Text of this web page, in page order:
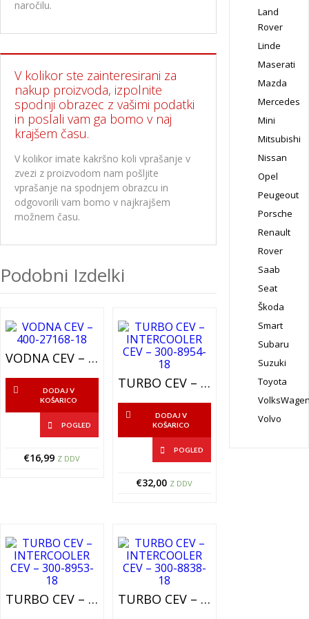
naročilu.
V kolikor ste zainteresirani za
nakup proizvoda, izpolnite
spodnji obrazec z vašimi podatki
in poslali vam ga bomo v naj
krajšem času.
V kolikor imate kakršno koli vprašanje v
zvezi z proizvodom nam pošljite
vprašanje na spodnjem obrazcu in
odgovorili vam bomo v najkrajšem
možnem času.
Podobni Izdelki
VODNA CEV – 400-27168-18
DODAJ V
KOŠARICO
POGLED
€16,99 Z DDV
TURBO CEV – INTERCOOLER CEV – 300-8954-18
DODAJ V
KOŠARICO
POGLED
€32,00 Z DDV
TURBO CEV – INTERCOOLER CEV – 300-8953-18 TURBO CEV – INTERCOOLER CEV – 300-8838-18
Land
Rover
Linde
Maserati
Mazda
Mercedes
Mini
Mitsubishi
Nissan
Opel
Peugeout
Porsche
Renault
Rover
Saab
Seat
Škoda
Smart
Subaru
Suzuki
Toyota
Volvo